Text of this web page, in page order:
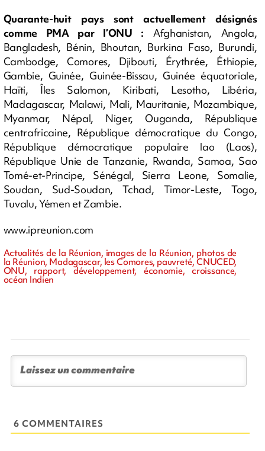
Quarante-huit pays sont actuellement désignés
comme PMA par l’ONU : Afghanistan, Angola,
Bangladesh, Bénin, Bhoutan, Burkina Faso, Burundi,
Cambodge, Comores, Djibouti, Érythrée, Éthiopie,
Gambie, Guinée, Guinée-Bissau, Guinée équatoriale,
Haïti, Îles Salomon, Kiribati, Lesotho, Libéria,
Madagascar, Malawi, Mali, Mauritanie, Mozambique,
Myanmar, Népal, Niger, Ouganda, République
centrafricaine, République démocratique du Congo,
République démocratique populaire lao (Laos),
République Unie de Tanzanie, Rwanda, Samoa, Sao
Tomé-et-Principe, Sénégal, Sierra Leone, Somalie,
Soudan, Sud-Soudan, Tchad, Timor-Leste, Togo,
Tuvalu, Yémen et Zambie.
www.ipreunion.com
Actualités de la Réunion, images de la Réunion, photos de
la Réunion, Madagascar, les Comores, pauvreté, CNUCED,
ONU, rapport, développement, économie, croissance,
océan Indien
6 COMMENTAIRES